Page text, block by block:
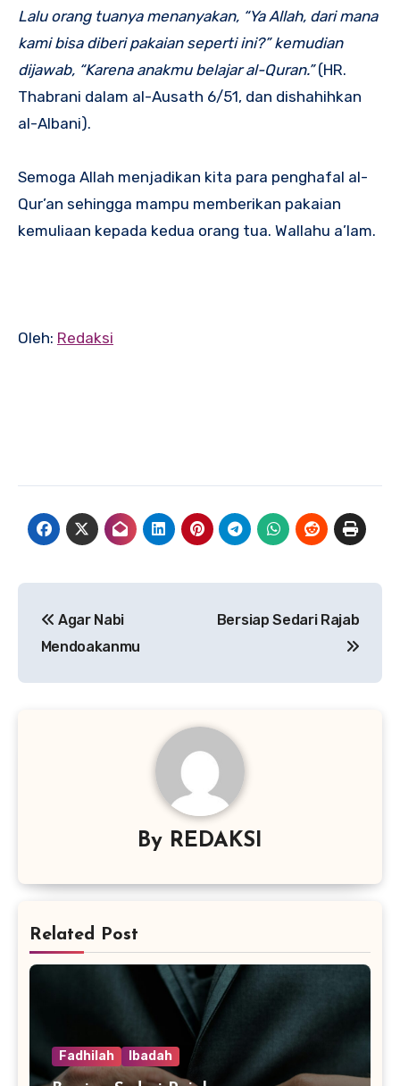
Lalu orang tuanya menanyakan, “Ya Allah, dari mana
kami bisa diberi pakaian seperti ini?” kemudian
dijawab, “Karena anakmu belajar al-Quran.”(HR.
Thabrani dalam al-Ausath 6/51, dan dishahihkan
al-Albani).
Semoga Allah menjadikan kita para penghafal al-
Qur’an sehingga mampu memberikan pakaian
kemuliaan kepada kedua orang tua. Wallahu a’lam.
Oleh: Redaksi
pos
Agar Nabi
Mendoakanmu
Bersiap Sedari Rajab
By REDAKSI
Related Post
Fadhilah Ibadah